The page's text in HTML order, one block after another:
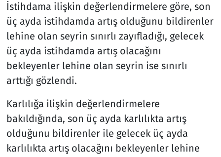
İstihdama ilişkin değerlendirmelere göre, son
üç ayda istihdamda artış olduğunu bildirenler
lehine olan seyrin sınırlı zayıfladığı, gelecek
üç ayda istihdamda artış olacağını
bekleyenler lehine olan seyrin ise sınırlı
arttığı gözlendi.
Karlılığa ilişkin değerlendirmelere
bakıldığında, son üç ayda karlılıkta artış
olduğunu bildirenler ile gelecek üç ayda
karlılıkta artış olacağını bekleyenler lehine